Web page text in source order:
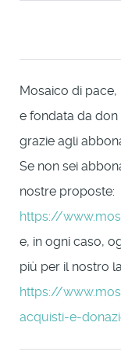
Mosaico di
e fondata da don
grazie agli
Se non sei
nostre proposte:
https://
e, in ogni caso,
più per il nostro
https://
acquisti-e-